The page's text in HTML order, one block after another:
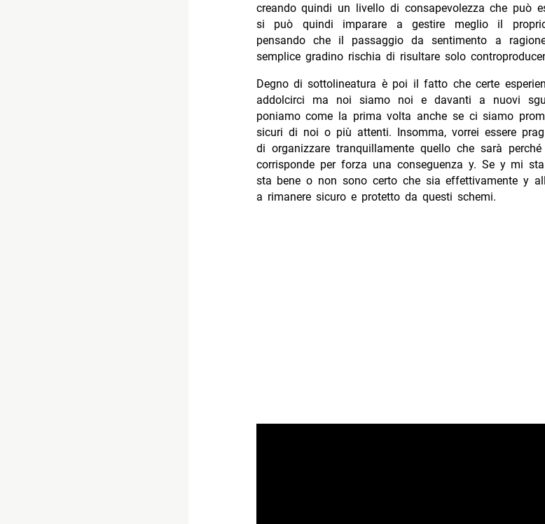
creando quindi un livello di consapevolezza che può
si può quindi imparare a gestire meglio il
pensando che il passaggio da sentimento a
semplice gradino rischia di risultare solo
Degno di sottolineatura è poi il fatto che certe
addolcirci ma noi siamo noi e davanti a nuovi
poniamo come la prima volta anche se ci siamo
sicuri di noi o più attenti. Insomma, vorrei essere
di organizzare tranquillamente quello che sarà
corrisponde per forza una conseguenza y. Se y mi
sta bene o non sono certo che sia effettivamente y
a rimanere sicuro e protetto da questi schemi.